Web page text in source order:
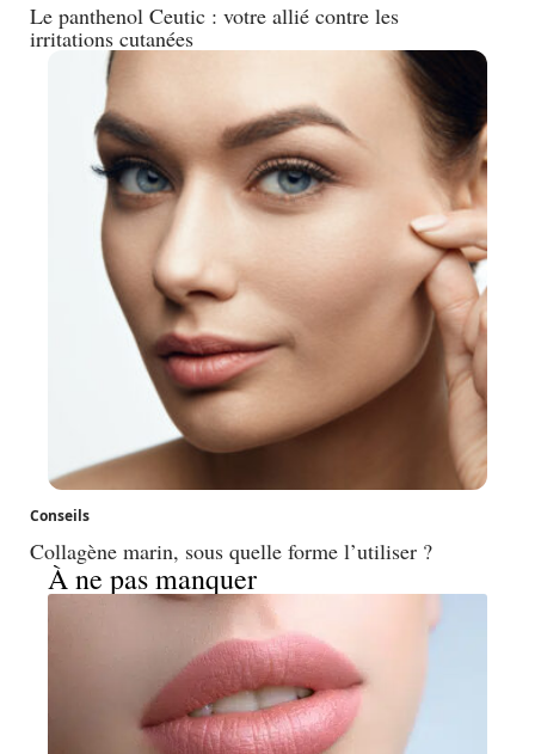
Le panthenol Ceutic : votre allié contre les
irritations cutanées
Conseils
Collagène marin, sous quelle forme l’utiliser ?
À ne pas manquer